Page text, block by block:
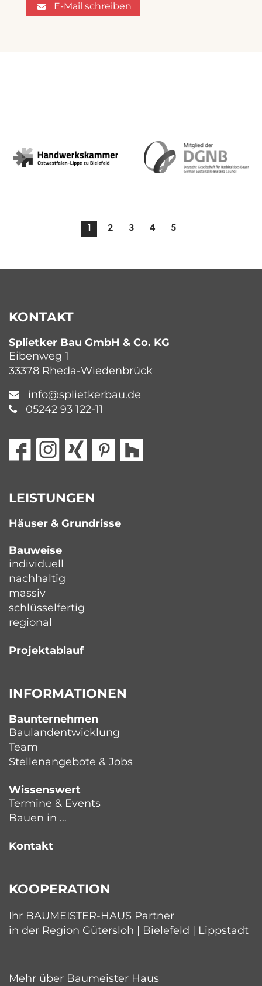
E-Mail schreiben
1 2 3 4 5
KONTAKT
Splietker Bau GmbH & Co. KG
Eibenweg 1
33378 Rheda-Wiedenbrück
info@splietkerbau.de
05242 93 122-11
LEISTUNGEN
Häuser & Grundrisse
Bauweise
individuell
nachhaltig
massiv
schlüsselfertig
regional
Projektablauf
INFORMATIONEN
Baunternehmen
Baulandentwicklung
Team
Stellenangebote & Jobs
Wissenswert
Termine & Events
Bauen in …
Kontakt
KOOPERATION
Ihr BAUMEISTER-HAUS Partner
in der Region Gütersloh | Bielefeld | Lippstadt
Mehr über Baumeister Haus